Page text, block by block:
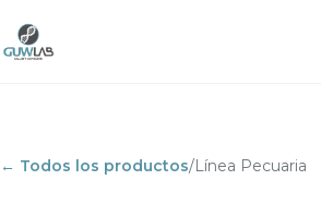
← Todos los productos/Línea Pecuaria